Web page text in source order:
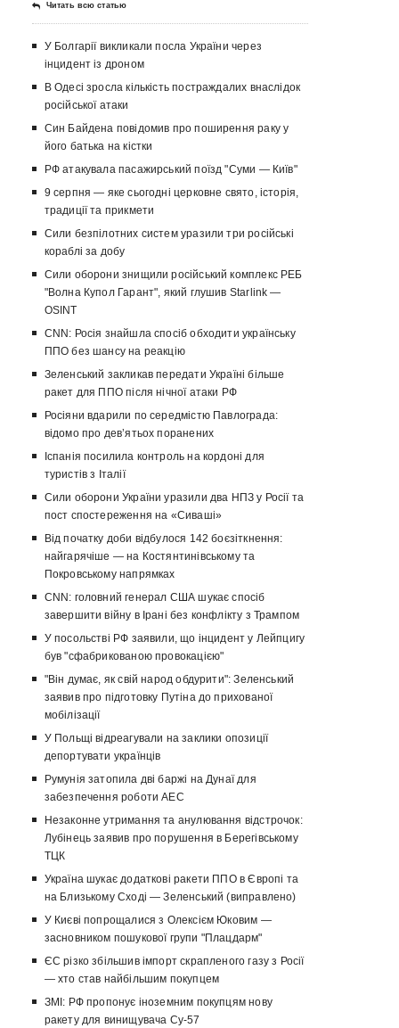
Читать всю статью
У Болгарії викликали посла України через
інцидент із дроном
В Одесі зросла кількість постраждалих внаслідок
російської атаки
Син Байдена повідомив про поширення раку у
його батька на кістки
РФ атакувала пасажирський поїзд "Суми — Київ"
9 серпня — яке сьогодні церковне свято, історія,
традиції та прикмети
Сили безпілотних систем уразили три російські
кораблі за добу
Сили оборони знищили російський комплекс РЕБ
"Волна Купол Гарант", який глушив Starlink —
OSINT
CNN: Росія знайшла спосіб обходити українську
ППО без шансу на реакцію
Зеленський закликав передати Україні більше
ракет для ППО після нічної атаки РФ
Росіяни вдарили по середмістю Павлограда:
відомо про девʼятьох поранених
Іспанія посилила контроль на кордоні для
туристів з Італії
Сили оборони України уразили два НПЗ у Росії та
пост спостереження на «Сиваші»
Від початку доби відбулося 142 боєзіткнення:
найгарячіше — на Костянтинівському та
Покровському напрямках
CNN: головний генерал США шукає спосіб
завершити війну в Ірані без конфлікту з Трампом
У посольстві РФ заявили, що інцидент у Лейпцигу
був "сфабрикованою провокацією"
"Він думає, як свій народ обдурити": Зеленський
заявив про підготовку Путіна до прихованої
мобілізації
У Польщі відреагували на заклики опозиції
депортувати українців
Румунія затопила дві баржі на Дунаї для
забезпечення роботи АЕС
Незаконне утримання та анулювання відстрочок:
Лубінець заявив про порушення в Берегівському
ТЦК
Україна шукає додаткові ракети ППО в Європі та
на Близькому Сході — Зеленський (виправлено)
У Києві попрощалися з Олексієм Юковим —
засновником пошукової групи "Плацдарм"
ЄС різко збільшив імпорт скрапленого газу з Росії
— хто став найбільшим покупцем
ЗМІ: РФ пропонує іноземним покупцям нову
ракету для винищувача Су-57